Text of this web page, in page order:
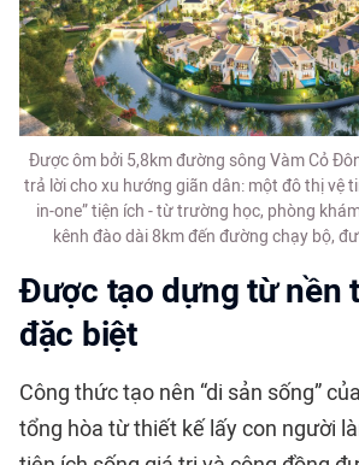
Được ôm bởi 5,8km đường sông Vàm Cỏ
trả lời cho xu hướng giãn dân: một đô thị vệ
in-one” tiện ích - từ trường học, phòng
kênh đào dài 8km đến đường chạy bộ,
Được tạo dựng từ nền
đặc biệt
Công thức tạo nên “di sản sống”
tổng hòa từ thiết kế lấy con người